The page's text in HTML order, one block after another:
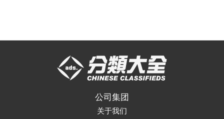
公司集团
关于我们